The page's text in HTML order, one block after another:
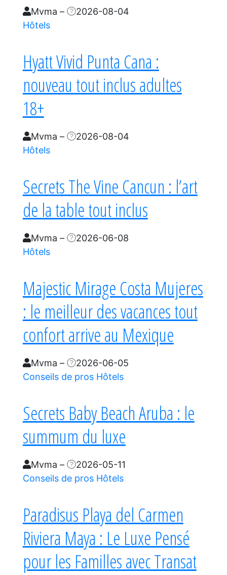
Mvma –
2026-08-04
Hôtels
Hyatt Vivid Punta Cana :
nouveau tout inclus adultes
18+
Mvma –
2026-08-04
Hôtels
Secrets The Vine Cancun : l’art
de la table tout inclus
Mvma –
2026-06-08
Hôtels
Majestic Mirage Costa Mujeres
: le meilleur des vacances tout
confort arrive au Mexique
Mvma –
2026-06-05
Conseils de pros Hôtels
Secrets Baby Beach Aruba : le
summum du luxe
Mvma –
2026-05-11
Conseils de pros Hôtels
Paradisus Playa del Carmen
Riviera Maya : Le Luxe Pensé
pour les Familles avec Transat